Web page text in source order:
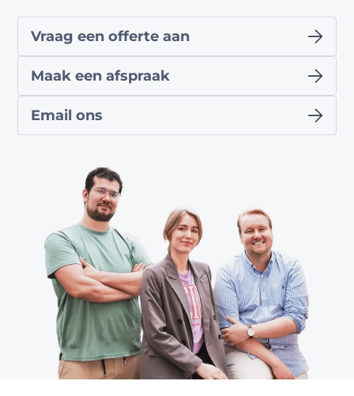
Vraag een offerte aan
Maak een afspraak
Email ons